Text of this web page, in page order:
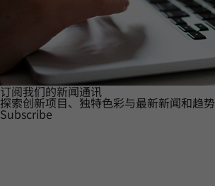
订阅我们的新闻通讯
探索创新项目、独特色彩与最新新闻和趋势
Subscribe